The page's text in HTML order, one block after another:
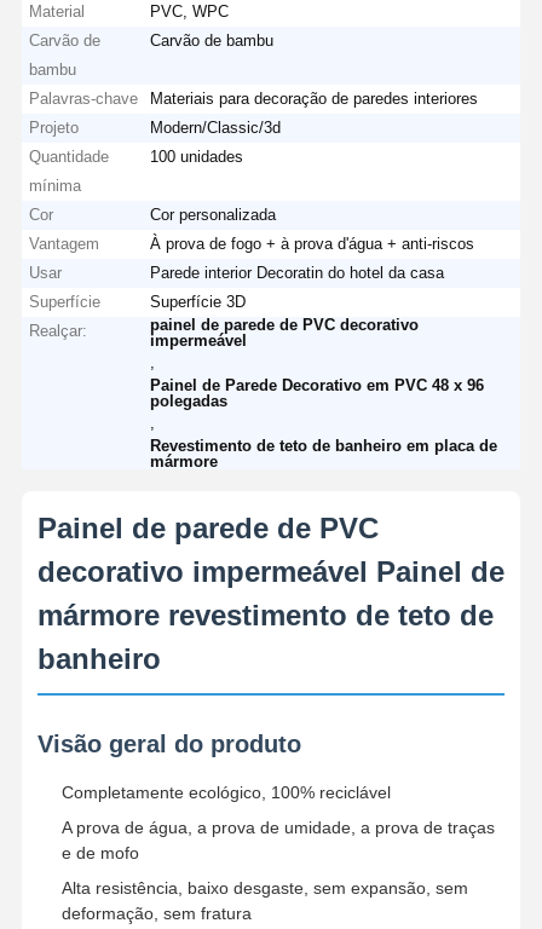
Material
PVC, WPC
Carvão de
bambu
Carvão de bambu
Palavras-chave
Materiais para decoração de paredes interiores
Projeto
Modern/Classic/3d
Quantidade
mínima
100 unidades
Cor
Cor personalizada
Vantagem
À prova de fogo + à prova d'água + anti-riscos
Usar
Parede interior Decoratin do hotel da casa
Superfície
Superfície 3D
Realçar:
painel de parede de PVC decorativo
impermeável
Painel de Parede Decorativo em PVC 48 x 96
polegadas
Revestimento de teto de banheiro em placa de
mármore
Painel de parede de PVC
decorativo impermeável Painel de
mármore revestimento de teto de
banheiro
Visão geral do produto
Completamente ecológico, 100% reciclável
A prova de água, a prova de umidade, a prova de traças
e de mofo
Alta resistência, baixo desgaste, sem expansão, sem
deformação, sem fratura